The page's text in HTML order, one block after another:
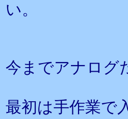
い。
今までアナログ
最初は手作業で